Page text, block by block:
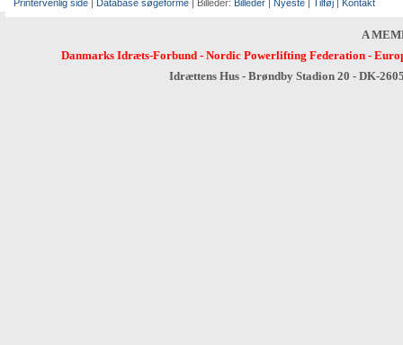
Printervenlig side Database søgeforme | Billeder: Billeder Nyeste Tilføj Kontakt
A
Danmarks Idræts-Forbund- Nordic Powerlifting Federation-
Idrættens Hus - Brøndby Stadion 20 - DK-